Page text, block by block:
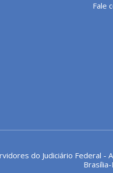
Fale
do Judiciário Federal -